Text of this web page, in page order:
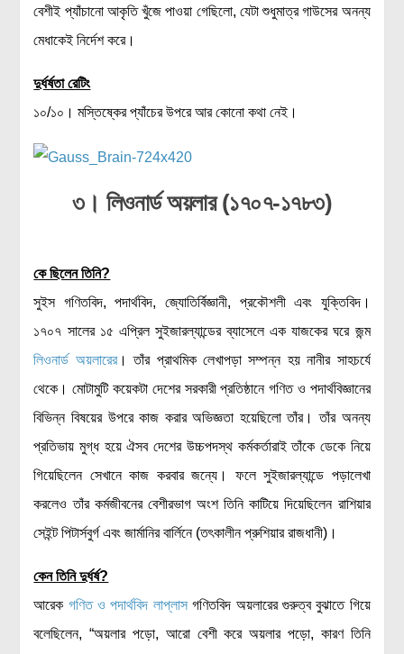
বেশীই প্যাঁচানো আকৃতি খুঁজে পাওয়া গেছিলো, যেটা শুধুমাত্র গাউসের অনন্য
মেধাকেই নির্দেশ করে।
দুর্ধর্ষতা রেটিং
১০/১০। মস্তিষ্কের প্যাঁচের উপরে আর কোনো কথা নেই।
৩। লিওনার্ড অয়লার (১৭০৭-১৭৮৩)
কে ছিলেন তিনি?
সুইস গণিতবিদ, পদার্থবিদ, জ্যোতির্বিজ্ঞানী, প্রকৌশলী এবং যুক্তিবিদ।
১৭০৭ সালের ১৫ এপ্রিল সুইজারল্যান্ডের ব্যাসেলে এক যাজকের ঘরে জন্ম
লিওনার্ড অয়লারের। তাঁর প্রাথমিক লেখাপড়া সম্পন্ন হয় নানীর সাহচর্যে
থেকে। মোটামুটি কয়েকটা দেশের সরকারী প্রতিষ্ঠানে গণিত ও পদার্থবিজ্ঞানের
বিভিন্ন বিষয়ের উপরে কাজ করার অভিজ্ঞতা হয়েছিলো তাঁর। তাঁর অনন্য
প্রতিভায় মুগ্ধ হয়ে ঐসব দেশের উচ্চপদস্থ কর্মকর্তারাই তাঁকে ডেকে নিয়ে
গিয়েছিলেন সেখানে কাজ করবার জন্যে। ফলে সুইজারল্যান্ডে পড়ালেখা
করলেও তাঁর কর্মজীবনের বেশীরভাগ অংশ তিনি কাটিয়ে দিয়েছিলেন রাশিয়ার
সেইন্ট পিটার্সবুর্গ এবং জার্মানির বার্লিনে (তৎকালীন প্রুশিয়ার রাজধানী)।
কেন তিনি দুর্ধর্ষ?
আরেক গণিত ও পদার্থবিদ লাপ্লাসগণিতবিদ অয়লারের গুরুত্ব বুঝাতে গিয়ে
বলেছিলেন, “অয়লার পড়ো, আরো বেশী করে অয়লার পড়ো, কারণ তিনি